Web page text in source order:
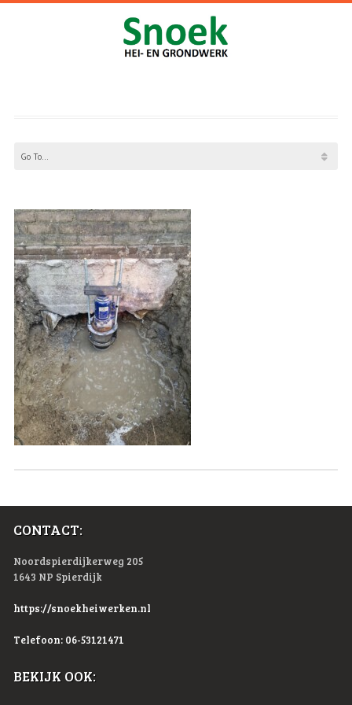
CONTACT:
Noordspierdijkerweg 205
1643 NP Spierdijk
https://snoekheiwerken.nl
Telefoon: 06-53121471
BEKIJK OOK: